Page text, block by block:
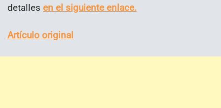
detalles en el siguiente enlace.
Artículo original